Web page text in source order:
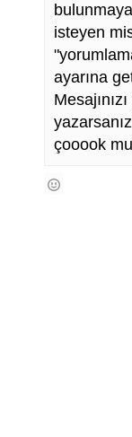
isteyen
ayarına
çooook